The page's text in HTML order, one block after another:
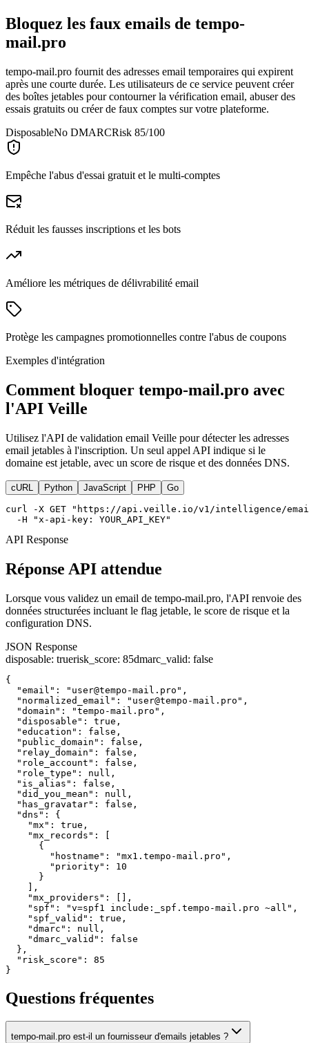
Bloquez les faux emails de tempo-
mail.pro
tempo-mail.pro fournit des adresses email temporaires qui expirent
après une courte durée. Les utilisateurs de ce service peuvent créer
des boîtes jetables pour contourner la vérification email, abuser des
essais gratuits ou créer de faux comptes sur votre plateforme.
DisposableNo DMARCRisk 85/100
Empêche l'abus d'essai gratuit et le multi-comptes
Réduit les fausses inscriptions et les bots
Améliore les métriques de délivrabilité email
Protège les campagnes promotionnelles contre l'abus de coupons
Exemples d'intégration
Comment bloquer tempo-mail.pro avec
l'API Veille
Utilisez l'API de validation email Veille pour détecter les adresses
email jetables à l'inscription. Un seul appel API indique si le
domaine est jetable, avec un score de risque et des données DNS.
cURL Python JavaScript PHP Go
curl -X GET "https://api.veille.io/v1/intelligence/
  -H "x-api-key: YOUR_API_KEY"
API Response
Réponse API attendue
Lorsque vous validez un email de tempo-mail.pro, l'API renvoie des
données structurées incluant le flag jetable, le score de risque et la
configuration DNS.
JSON Response
disposable: truerisk_score: 85dmarc_valid: false
{
  "email": "user@tempo-mail.pro",
  "normalized_email": "user@tempo-mail.pro",
  "domain": "tempo-mail.pro",
  "disposable": true,
  "education": false,
  "public_domain": false,
  "relay_domain": false,
  "role_account": false,
  "role_type": null,
  "is_alias": false,
  "did_you_mean": null,
  "has_gravatar": false,
  "dns": {
    "mx": true,
    "mx_records": [
      {
        "hostname": "mx1.tempo-mail.pro",
        "priority": 10
      }
    ],
    "mx_providers": [],
    "spf": "v=spf1 include:_spf.tempo-mail.pro ~all",
    "spf_valid": true,
    "dmarc": null,
    "dmarc_valid": false
  },
  "risk_score": 85
}
Questions fréquentes
tempo-mail.pro est-il un fournisseur d'emails jetables ?